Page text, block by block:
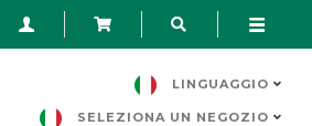
LINGUAGGIO
SELEZIONA UN NEGOZIO